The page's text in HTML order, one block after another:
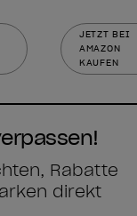
JETZT BEI
AMAZON
KAUFEN
Rabatte
direkt